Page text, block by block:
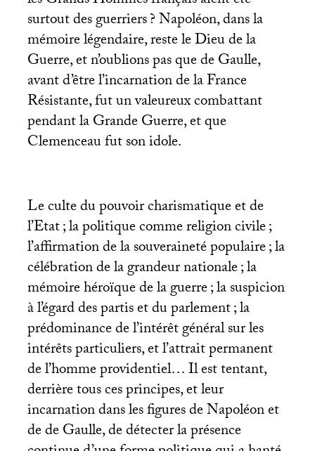
surtout des guerriers? Napoléon, dans la
mémoire légendaire, reste le Dieu de la
Guerre, et n’oublions pas que de Gaulle,
avant d’être l’incarnation de la France
Résistante, fut un valeureux combattant
pendant la Grande Guerre, et que
Clemenceau fut son idole.
Le culte du pouvoir charismatique et de
l’Etat; la politique comme religion civile;
l’affirmation de la souveraineté populaire; la
célébration de la grandeur nationale; la
mémoire héroïque de la guerre; la suspicion
à l’égard des partis et du parlement; la
prédominance de l’intérêt général sur les
intérêts particuliers, et l’attrait permanent
de l’homme providentiel… Il est tentant,
derrière tous ces principes, et leur
incarnation dans les figures de Napoléon et
de de Gaulle, de détecter la présence